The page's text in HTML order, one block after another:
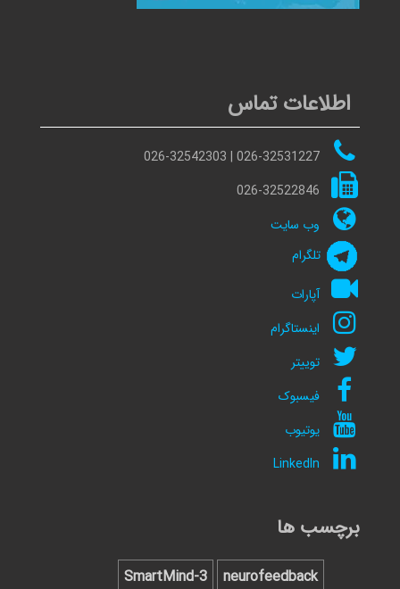
اطلاعات تماس
026-32531227 | 026-32542303
026-32522846
وب سایت
تلگرام
آپارات
اینستاگرام
توییتر
فیسبوک
یوتیوب
LinkedIn
برچسب ها
neurofeedback
SmartMind-3